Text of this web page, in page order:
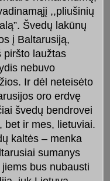
,,pliušinių
Švedų lakūnų
į Baltarusiją,
piršto laužtas
nebuvo
Ir dėl neteisėto
oro erdvę
švedų bendrovei
bet ir mes, lietuviai.
kaltės – menka
sumanys
bus nubausti